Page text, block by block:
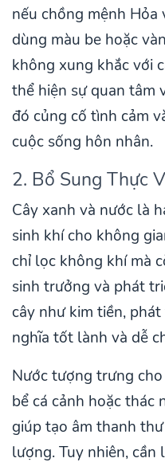
nếu chồng mệnh Hỏa
dùng màu be hoặc
không xung khắc với
thể hiện sự quan tâm
đó củng cố tình cảm
cuộc sống hôn nhân.
2. Bổ Sung Thực
Cây xanh và nước là
sinh khí cho không
chỉ lọc không khí mà
sinh trưởng và phát
cây như kim tiền,
nghĩa tốt lành và dễ
Nước tượng trưng
bể cá cảnh hoặc thác
giúp tạo âm thanh
lượng. Tuy nhiên,